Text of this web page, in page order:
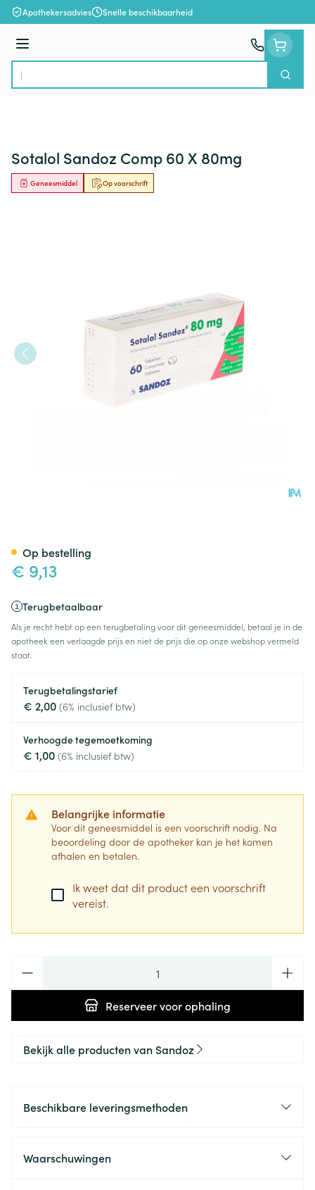
Ga naar de inhoud
Apothekersadvies Snelle beschikbaarheid
Menu
Product, merk, categorie...
Zoek
Sotalol Sandoz Comp 60 X 80mg
Op voorschrift
Geneesmiddel
€ 9,13
Terugbetaalbaar
Als je recht hebt op een terugbetaling voor dit geneesmiddel, betaal je in de
apotheek een verlaagde prijs en niet de prijs die op onze webshop vermeld
staat.
Terugbetalingstarief
€ 2,00 (6% inclusief btw)
Verhoogde tegemoetkoming
€ 1,00 (6% inclusief btw)
Belangrijke informatie
Voor dit geneesmiddel is een voorschrift nodig. Na
beoordeling door de apotheker kan je het komen
afhalen en betalen.
Ik weet dat dit product een voorschrift
vereist.
Reserveervoor ophaling
Op bestelling
Bekijk alle producten van Sandoz
Beschikbare leveringsmethoden
Waarschuwingen